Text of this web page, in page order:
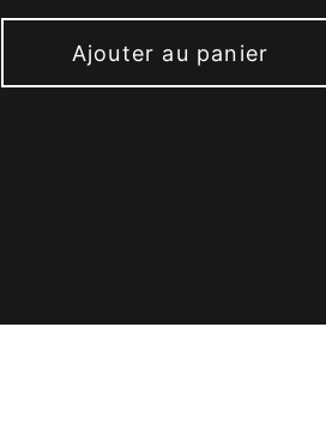
Ajouter au panier